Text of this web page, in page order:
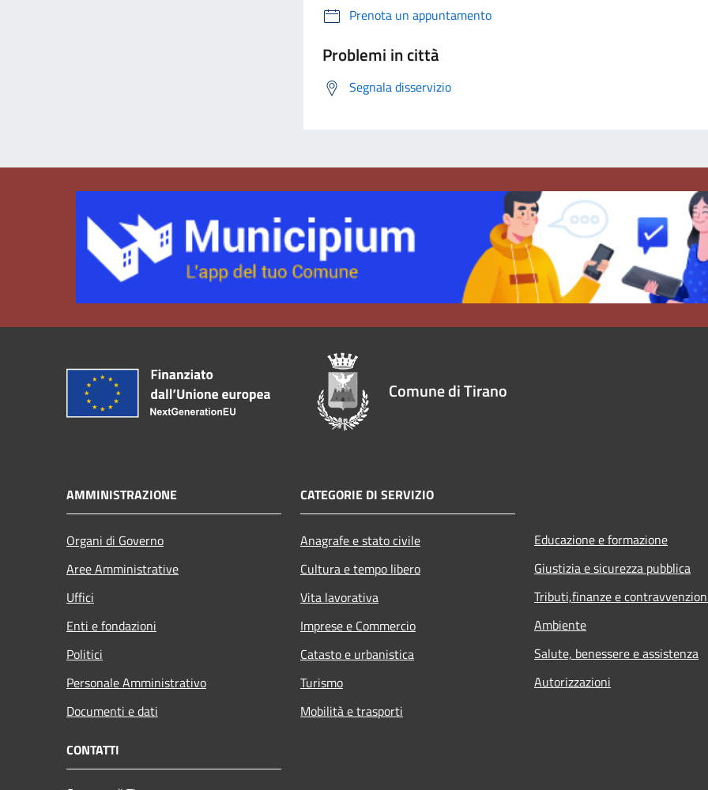
Prenota un appuntamento
Problemi in città
Segnala disservizio
Comune di Tirano
AMMINISTRAZIONE
Organi di Governo
Aree Amministrative
Uffici
Enti e fondazioni
Politici
Personale Amministrativo
Documenti e dati
CATEGORIE DI SERVIZIO
Anagrafe e stato civile
Cultura e tempo libero
Vita lavorativa
Imprese e Commercio
Catasto e urbanistica
Turismo
Mobilità e trasporti
Educazione e formazione
Giustizia e sicurezza pubblica
Tributi,finanze e
Ambiente
Salute, benessere e assistenza
Autorizzazioni
CONTATTI